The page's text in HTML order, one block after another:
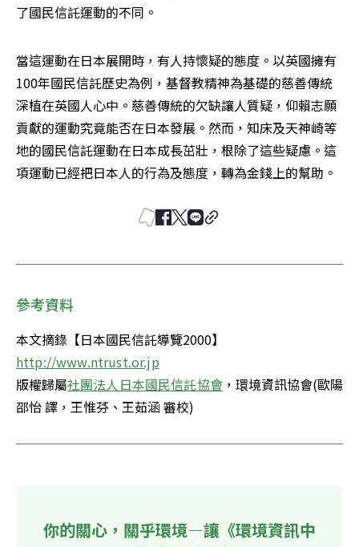
了國民信託運動的不同。
當這運動在日本展開時，有人持懷疑的態度。以英國擁有
100年國民信託歷史為例，基督教精神為基礎的慈善傳統
深植在英國人心中。慈善傳統的欠缺讓人質疑，仰賴志願
貢獻的運動究竟能否在日本發展。然而，知床及天神崎等
地的國民信託運動在日本成長茁壯，根除了這些疑慮。這
項運動已經把日本人的行為及態度，轉為金錢上的幫助。
參考資料
本文摘錄【日本國民信託導覽2000】
版權歸屬社團法人日本國民信託協會，環境資訊協會(歐陽
邵怡 譯，王惟芬、王茹涵 審校)
你的關心，關乎環境—讓《環境資訊中